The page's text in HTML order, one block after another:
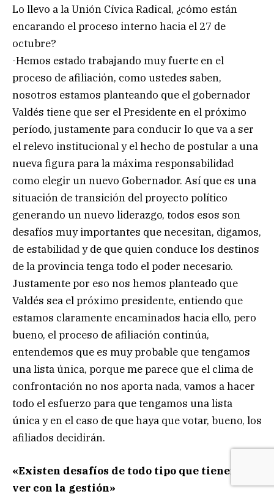
Lo llevo a la Unión Cívica Radical, ¿cómo están
encarando el proceso interno hacia el 27 de
octubre?
-Hemos estado trabajando muy fuerte en el
proceso de afiliación, como ustedes saben,
nosotros estamos planteando que el gobernador
Valdés tiene que ser el Presidente en el próximo
período, justamente para conducir lo que va a ser
el relevo institucional y el hecho de postular a una
nueva figura para la máxima responsabilidad
como elegir un nuevo Gobernador. Así que es una
situación de transición del proyecto político
generando un nuevo liderazgo, todos esos son
desafíos muy importantes que necesitan, digamos,
de estabilidad y de que quien conduce los destinos
de la provincia tenga todo el poder necesario.
Justamente por eso nos hemos planteado que
Valdés sea el próximo presidente, entiendo que
estamos claramente encaminados hacia ello, pero
bueno, el proceso de afiliación continúa,
entendemos que es muy probable que tengamos
una lista única, porque me parece que el clima de
confrontación no nos aporta nada, vamos a hacer
todo el esfuerzo para que tengamos una lista
única y en el caso de que haya que votar, bueno, los
afiliados decidirán.
«Existen desafíos de todo tipo que tienen que
ver con la gestión»